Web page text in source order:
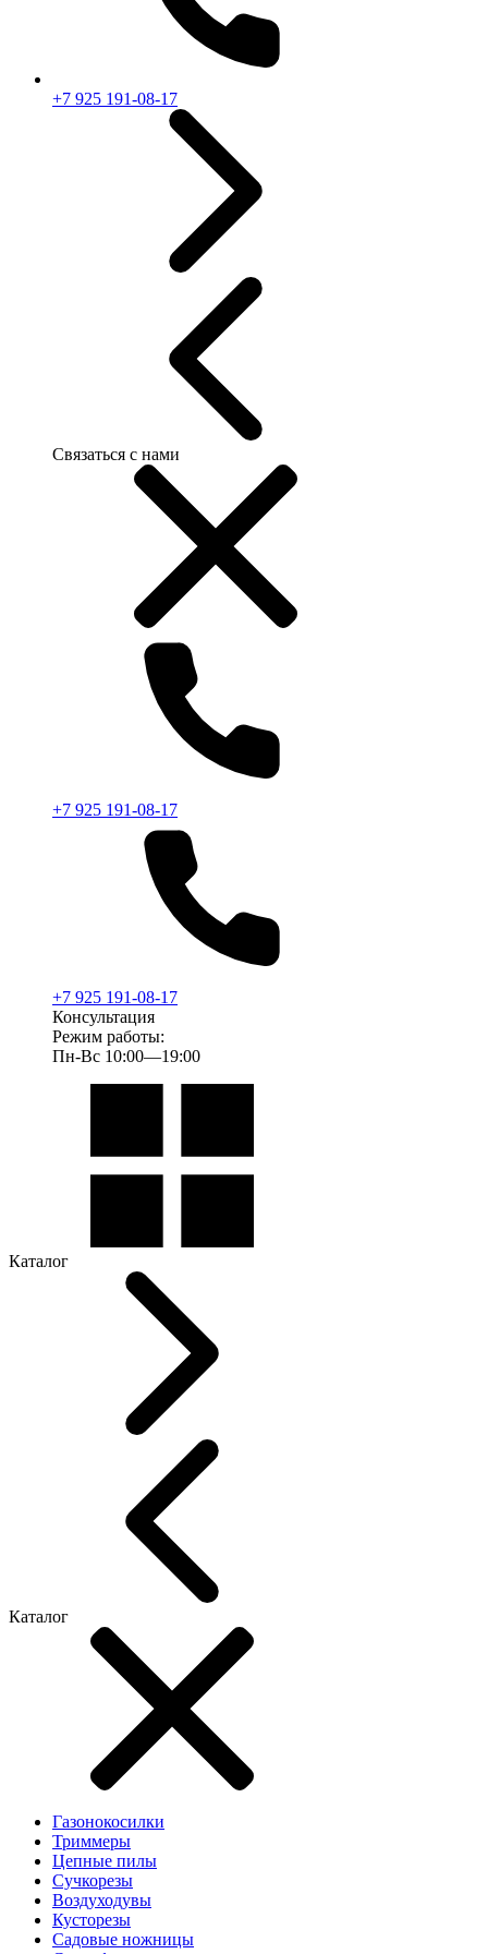
+7 925 191-08-17
Связаться с нами
+7 925 191-08-17
+7 925 191-08-17
Консультация
Режим работы:
Пн-Вс 10:00—19:00
Каталог
Каталог
Газонокосилки
Триммеры
Цепные пилы
Cучкорезы
Воздуходувы
Кусторезы
Садовые ножницы